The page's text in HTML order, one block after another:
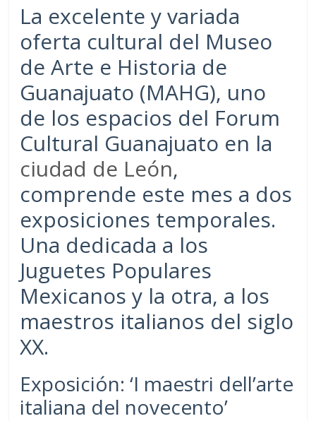
La excelente y variada
oferta cultural del Museo
de Arte e Historia de
Guanajuato (MAHG), uno
de los espacios del Forum
Cultural Guanajuato en la
ciudad de León,
comprende este mes a dos
exposiciones temporales.
Una dedicada a los
Juguetes Populares
Mexicanos y la otra, a los
maestros italianos del siglo
XX.
Exposición: ‘I maestri dell’arte
italiana del novecento’